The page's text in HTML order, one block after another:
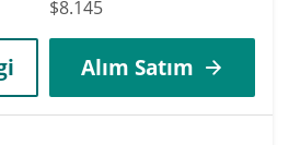
$8.145
Alım Satım